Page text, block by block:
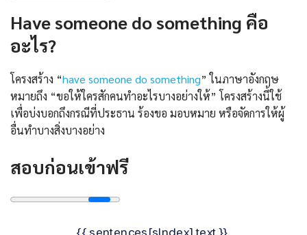
Have someone do something คือ
อะไร?
โครงสร้าง “have someone do something” ในภาษาอังกฤษ
หมายถึง “ขอให้ใครสักคนทำอะไรบางอย่างให้” โครงสร้างนี้ใช้
เพื่อบ่งบอกถึงกรณีที่ประธาน ร้องขอ มอบหมาย หรือจัดการให้ผู้
อื่นทำบางสิ่งบางอย่าง
สอบก่อนเข้าฟรี
{{ sentences[sIndex].text }}.